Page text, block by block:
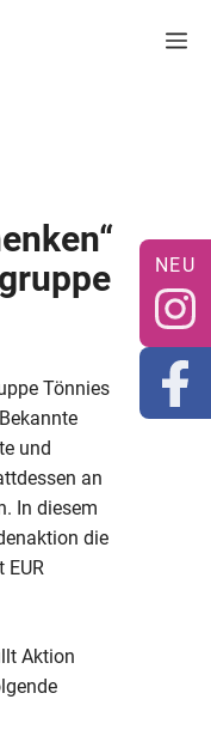
Tönnies
und
an
In diesem
die
EUR
Aktion